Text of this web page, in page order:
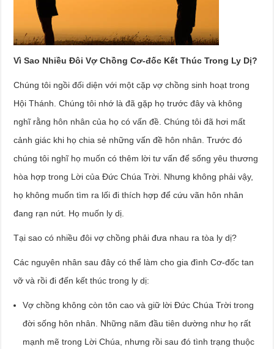
Vì Sao Nhiều Đôi Vợ Chồng Cơ-đốc Kết Thúc Trong Ly Dị?
Chúng tôi ngồi đối diện với một cặp vợ chồng sinh hoạt trong
Hội Thánh. Chúng tôi nhớ là đã gặp họ trước đây và không
nghĩ rằng hôn nhân của họ có vấn đề. Chúng tôi đã hơi mất
cảnh giác khi họ chia sẻ những vấn đề hôn nhân. Trước đó
chúng tôi nghĩ họ muốn có thêm lời tư vấn để sống yêu thương
hòa hợp trong Lời của Đức Chúa Trời. Nhưng không phải vậy,
họ không muốn tìm ra lối đi thích hợp để cứu vãn hôn nhân
đang rạn nứt. Họ muốn ly dị.
Tại sao có nhiều đôi vợ chồng phải đưa nhau ra tòa ly dị?
Các nguyên nhân sau đây có thể làm cho gia đình Cơ-đốc tan
vỡ và rồi đi đến kết thúc trong ly dị:
Vợ chồng không còn tôn cao và giữ lời Đức Chúa Trời trong
đời sống hôn nhân. Những năm đầu tiên dường như họ rất
mạnh mẽ trong Lời Chúa, nhưng rồi sau đó tình trạng thuộc